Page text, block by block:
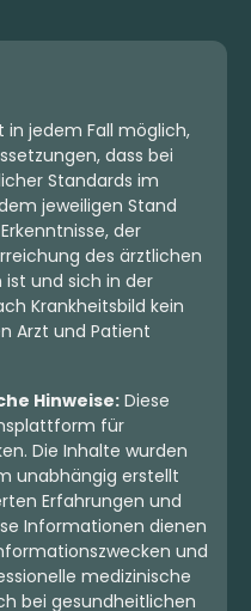
in jedem Fall möglich,
dass bei
Standards im
jeweiligen Stand
der
des ärztlichen
ist und sich in der
Krankheitsbild kein
Arzt und Patient
Hinweise:Diese
für
Die Inhalte wurden
unabhängig erstellt
Erfahrungen und
Informationen dienen
und
medizinische
bei gesundheitlichen